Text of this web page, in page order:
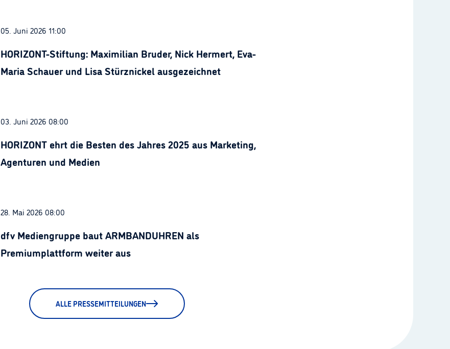
05. Juni 2026 11:00
HORIZONT-Stiftung: Maximilian Bruder, Nick Hermert, Eva-
Maria Schauer und Lisa Stürznickel ausgezeichnet
03. Juni 2026 08:00
HORIZONT ehrt die Besten des Jahres 2025 aus Marketing,
Agenturen und Medien
28. Mai 2026 08:00
dfv Mediengruppe baut ARMBANDUHREN als
Premiumplattform weiter aus
ALLE PRESSEMITTEILUNGEN